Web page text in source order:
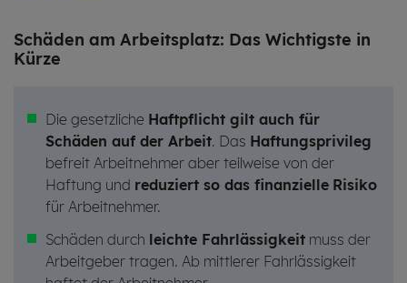
Schä­den am Ar­beits­platz: Das Wich­tigs­te in
Kürze
Die gesetzliche Haftpflicht gilt auch für
Schäden auf der Arbeit. Das Haftungsprivileg
befreit Arbeitnehmer aber teilweise von der
Haftung und reduziert so das finanzielle Risiko
für Arbeitnehmer.
Schäden durch leichte Fahrlässigkeit muss der
Arbeitgeber tragen. Ab mittlerer Fahrlässigkeit